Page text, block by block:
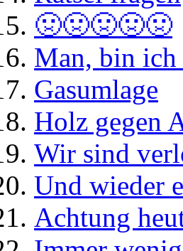
🤢🤢🤢🤢🤢
Man, bin ich
Gasumlage
Holz gegen
Wir sind
Und wieder
Achtung